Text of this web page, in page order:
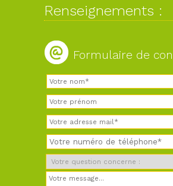
Renseignements :
Formulaire de